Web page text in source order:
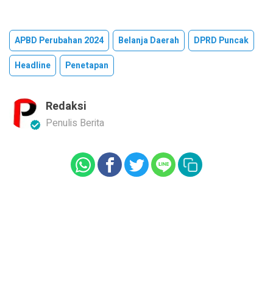
APBD Perubahan 2024 Belanja Daerah
DPRD Puncak
Headline
Penetapan
Redaksi
Penulis Berita